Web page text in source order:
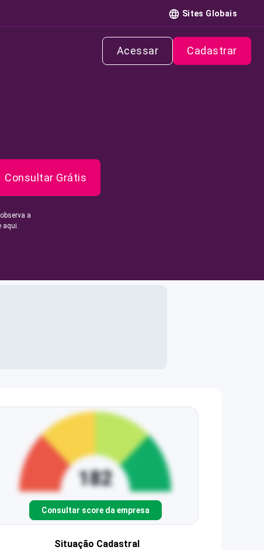
Sites Globais
Acessar Cadastrar
Consultar Grátis
a
aqui.
Consultar score da empresa
Situação Cadastral